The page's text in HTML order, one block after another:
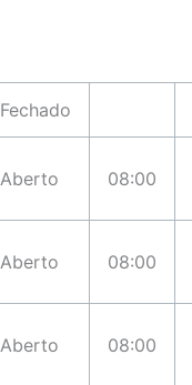
Fechado
Aberto 08:00
Aberto 08:00
Aberto 08:00